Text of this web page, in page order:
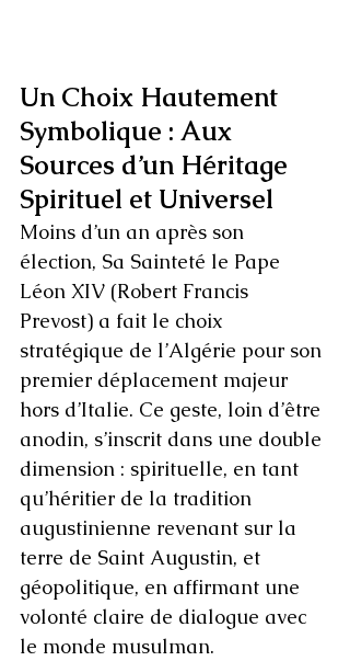
Un Choix Hautement
Symbolique : Aux
Sources d’un Héritage
Spirituel et Universel
Moins d’un an après son
élection, Sa Sainteté le Pape
Léon XIV (Robert Francis
Prevost) a fait le choix
stratégique de l’Algérie pour son
premier déplacement majeur
hors d’Italie. Ce geste, loin d’être
anodin, s’inscrit dans une double
dimension : spirituelle, en tant
qu’héritier de la tradition
augustinienne revenant sur la
terre de Saint Augustin, et
géopolitique, en affirmant une
volonté claire de dialogue avec
le monde musulman.